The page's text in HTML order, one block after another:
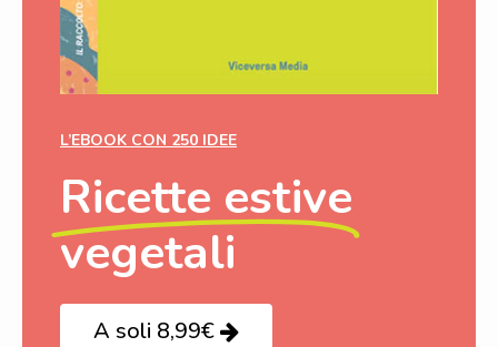
L’EBOOK CON 250 IDEE
Ricette estive
vegetali
A soli 8,99€